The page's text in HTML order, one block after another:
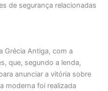
de segurança relacionadas
Grécia Antiga, com a
que, segundo a lenda,
anunciar a vitória sobre
moderna foi realizada